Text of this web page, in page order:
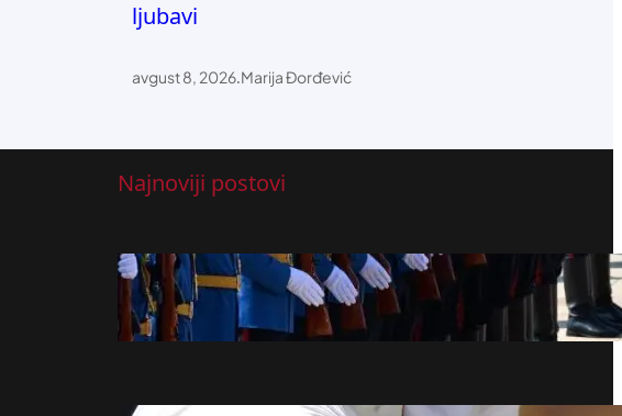
ljubavi
avgust 8, 2026.Marija Đorđević
Najnoviji postovi
O ovome će razgovarati sa
predsednikom Ukrajine
avgust 8, 2026